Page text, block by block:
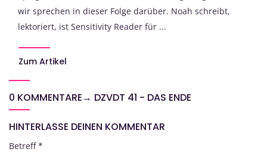
wir sprechen in dieser Folge darüber. Noah schreibt,
lektoriert, ist Sensitivity Reader für ...
Zum Artikel
0 KOMMENTARE→ DZVDT 41 - DAS ENDE
HINTERLASSE DEINEN KOMMENTAR
Betreff*